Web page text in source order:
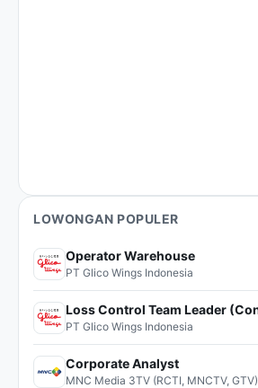
LOWONGAN POPULER
Operator Warehouse
PT Glico Wings Indonesia
PT Glico Wings Indonesia
Corporate Analyst
MNC Media 3TV (RCTI, MNCTV, GTV)